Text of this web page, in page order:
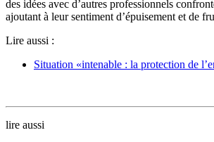
des idées avec d’autres professionnels
ajoutant à leur sentiment d’épuisement et de
Lire aussi :
Situation «intenable : la protection de
lire aussi